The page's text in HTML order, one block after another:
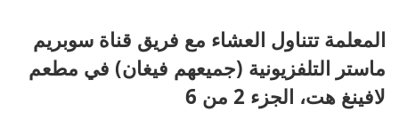
المعلمة تتناول العشاء مع فريق قناة سوبريم
ماستر التلفزيونية (جميعهم فيغان) في مطعم
لافينغ هت، الجزء 2 من 6